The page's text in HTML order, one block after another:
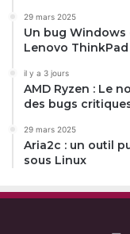
29 mars 2025
Un bug Windows
Lenovo ThinkPad
il y a 3 jours
AMD Ryzen : Le
des bugs
29 mars 2025
Aria2c : un outil
sous Linux